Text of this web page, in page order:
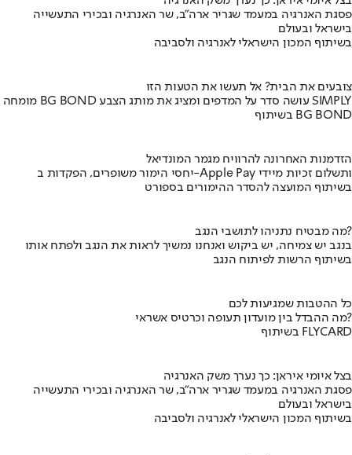
פסגת האנרגיה במעמד שגריר ארה"ב, שר האנרגיה ובכירי התעשייה
בישראל ובעולם
בשיתוף המכון הישראלי לאנרגיה ולסביבה
צובעים את הבית? אל תעשו את הטעות הזו
מומחה BG BOND עושה סדר על המדפים ומציג את מותג הצבע SIMPLY
בשיתוף BG BOND
הזדמנות האחרונה להרוויח מגמר המונדיאל
יחסי הימור משופרים, הפקדות ב-Apple Pay ותשלום זכיות מיידי
בשיתוף המועצה להסדר ההימורים בספורט
מה מבטיח נתניהו לתושבי הנגב?
בנגב יש צמיחה, יש ביקוש ואנחנו נמשיך לראות את הנגב ולפתח אותו
בשיתוף הרשות לפיתוח הנגב
כל ההטבות שמגיעות לכם
מה ההבדל בין מועדון תעופה וכרטיס אשראי?
בשיתוף FLYCARD
בצל איומי איראן: כך נערך משק האנרגיה
פסגת האנרגיה במעמד שגריר ארה"ב, שר האנרגיה ובכירי התעשייה
בישראל ובעולם
בשיתוף המכון הישראלי לאנרגיה ולסביבה